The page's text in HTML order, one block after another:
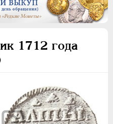
1712 года